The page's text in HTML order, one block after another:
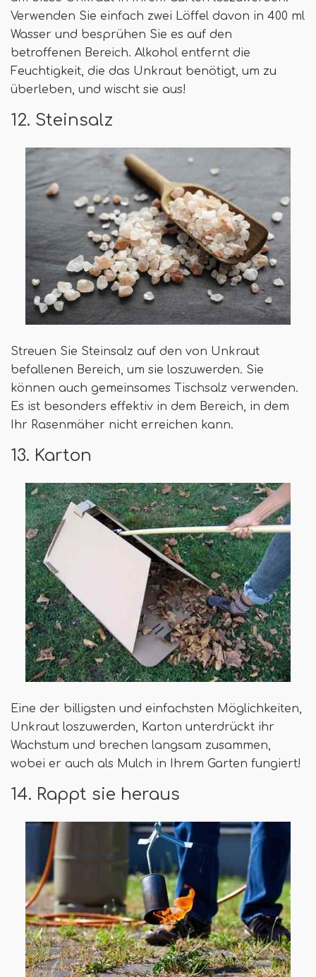
Verwenden Sie einfach zwei Löffel davon in 400 ml
Wasser und besprühen Sie es auf den
betroffenen Bereich. Alkohol entfernt die
Feuchtigkeit, die das Unkraut benötigt, um zu
überleben, und wischt sie aus!
12. Steinsalz
Streuen Sie Steinsalz auf den von Unkraut
befallenen Bereich, um sie loszuwerden. Sie
können auch gemeinsames Tischsalz verwenden.
Es ist besonders effektiv in dem Bereich, in dem
Ihr Rasenmäher nicht erreichen kann.
13. Karton
Eine der billigsten und einfachsten Möglichkeiten,
Unkraut loszuwerden, Karton unterdrückt ihr
Wachstum und brechen langsam zusammen,
wobei er auch als Mulch in Ihrem Garten fungiert!
14. Rappt sie heraus